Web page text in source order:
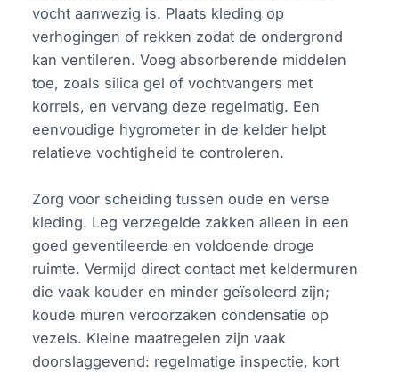
vocht aanwezig is. Plaats kleding op
verhogingen of rekken zodat de ondergrond
kan ventileren. Voeg absorberende middelen
toe, zoals silica gel of vochtvangers met
korrels, en vervang deze regelmatig. Een
eenvoudige hygrometer in de kelder helpt
relatieve vochtigheid te controleren.
Zorg voor scheiding tussen oude en verse
kleding. Leg verzegelde zakken alleen in een
goed geventileerde en voldoende droge
ruimte. Vermijd direct contact met keldermuren
die vaak kouder en minder geïsoleerd zijn;
koude muren veroorzaken condensatie op
vezels. Kleine maatregelen zijn vaak
doorslaggevend: regelmatige inspectie, kort